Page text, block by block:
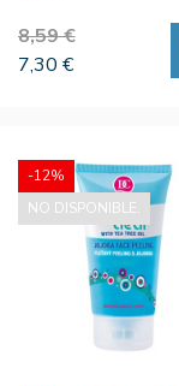
8,59 €
7,30 €
-12%
NO DISPONIBLE.